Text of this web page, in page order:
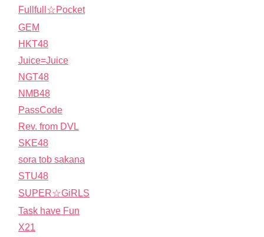
Fullfull☆Pocket
GEM
HKT48
Juice=Juice
NGT48
NMB48
PassCode
Rev. from DVL
SKE48
sora tob sakana
STU48
SUPER☆GiRLS
Task have Fun
X21